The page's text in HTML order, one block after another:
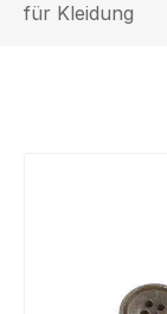
für Kleidung